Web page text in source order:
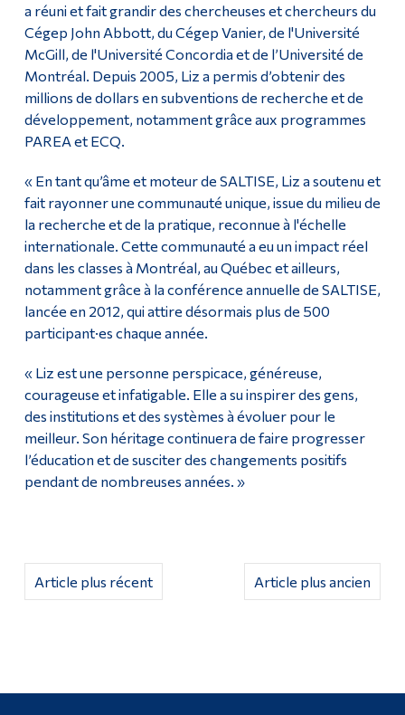
a réuni et fait grandir des chercheuses et chercheurs du
Cégep John Abbott, du Cégep Vanier, de l'Université
McGill, de l'Université Concordia et de l’Université de
Montréal. Depuis 2005, Liz a permis d’obtenir des
millions de dollars en subventions de recherche et de
développement, notamment grâce aux programmes
PAREA et ECQ.
« En tant qu’âme et moteur de SALTISE, Liz a soutenu et
fait rayonner une communauté unique, issue du milieu de
la recherche et de la pratique, reconnue à l'échelle
internationale. Cette communauté a eu un impact réel
dans les classes à Montréal, au Québec et ailleurs,
notamment grâce à la conférence annuelle de SALTISE,
lancée en 2012, qui attire désormais plus de 500
participant·es chaque année.
« Liz est une personne perspicace, généreuse,
courageuse et infatigable. Elle a su inspirer des gens,
des institutions et des systèmes à évoluer pour le
meilleur. Son héritage continuera de faire progresser
l’éducation et de susciter des changements positifs
pendant de nombreuses années. »
Article plus ancien
Article plus récent